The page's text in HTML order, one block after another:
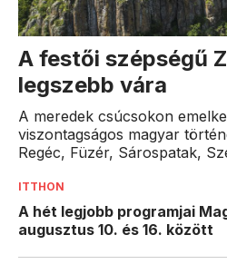
A festői szépségű
legszebb vára
A meredek csúcsokon
viszontagságos magyar
Regéc, Füzér, Sárospatak,
ITTHON
A hét legjobb programjai
augusztus 10. és 16. között